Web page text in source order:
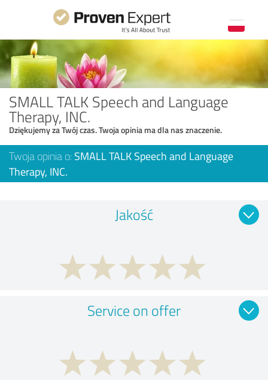
SMALL TALK Speech and Language
Therapy, INC.
Dziękujemy za Twój czas. Twoja opinia ma dla nas znaczenie.
Twoja opinia o: SMALL TALK Speech and Language
Therapy, INC.
Jakość
Service on offer